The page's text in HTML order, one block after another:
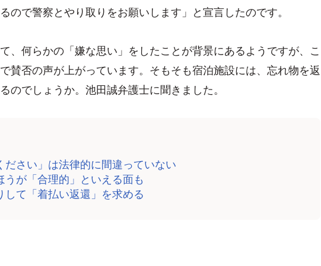
ので警察とやり取りをお願いします」と宣言したのです。
、何らかの「嫌な思い」をしたことが背景にあるようですが、こ
賛否の声が上がっています。そもそも宿泊施設には、忘れ物を返
のでしょうか。池田誠弁護士に聞きました。
ださい」は法律的に間違っていない
うが「合理的」といえる面も
して「着払い返還」を求める